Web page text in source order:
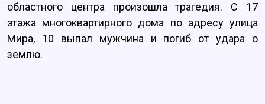
областного центра произошла трагедия. С 17
этажа многоквартирного дома по адресу улица
Мира, 10 выпал мужчина и погиб от удара о
землю.